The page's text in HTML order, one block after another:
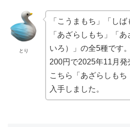
とり
「こうまもち」「しば
「あざらしもち」「
いろ）」の全5種です。
200円で2025年11月発
こちら「あざらしも
入手しました。